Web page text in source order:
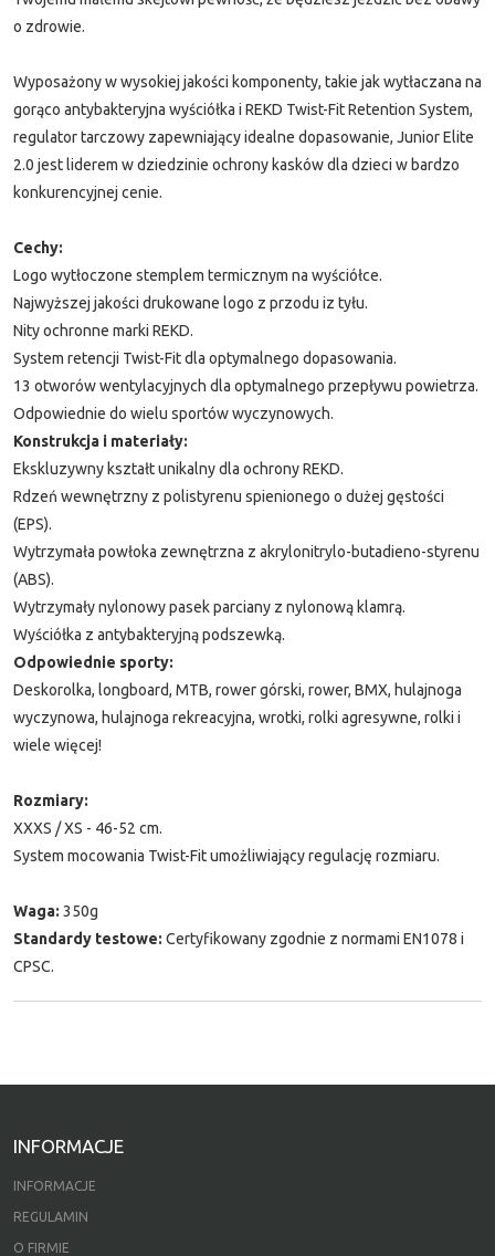
o zdrowie.
Wyposażony w wysokiej jakości komponenty, takie jak wytłaczana na
gorąco antybakteryjna wyściółka i REKD Twist-Fit Retention System,
regulator tarczowy zapewniający idealne dopasowanie, Junior Elite
2.0 jest liderem w dziedzinie ochrony kasków dla dzieci w bardzo
konkurencyjnej cenie.
Cechy:
Logo wytłoczone stemplem termicznym na wyściółce.
Najwyższej jakości drukowane logo z przodu iz tyłu.
Nity ochronne marki REKD.
System retencji Twist-Fit dla optymalnego dopasowania.
13 otworów wentylacyjnych dla optymalnego przepływu powietrza.
Odpowiednie do wielu sportów wyczynowych.
Konstrukcja i materiały:
Ekskluzywny kształt unikalny dla ochrony REKD.
Rdzeń wewnętrzny z polistyrenu spienionego o dużej gęstości
(EPS).
Wytrzymała powłoka zewnętrzna z akrylonitrylo-butadieno-styrenu
(ABS).
Wytrzymały nylonowy pasek parciany z nylonową klamrą.
Wyściółka z antybakteryjną podszewką.
Odpowiednie sporty:
Deskorolka, longboard, MTB, rower górski, rower, BMX, hulajnoga
wyczynowa, hulajnoga rekreacyjna, wrotki, rolki agresywne, rolki i
wiele więcej!
Rozmiary:
XXXS / XS - 46-52 cm.
System mocowania Twist-Fit umożliwiający regulację rozmiaru.
Waga: 350g
Standardy testowe: Certyfikowany zgodnie z normami EN1078 i
CPSC.
INFORMACJE
INFORMACJE
REGULAMIN
O FIRMIE